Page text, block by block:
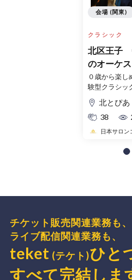
クラシック
北区王子
のオーケ
０歳から楽し
験型クラシッ
北とぴ
38
日本サロン
会場 (関東)
チケット販売関連業務も、
ライブ配信関連業務も、
teket (テケト)ひと
すべて完結 しま